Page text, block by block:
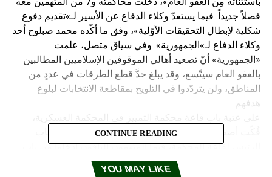
فصلاً جديداً. فيما يستعدّ وكلاء الدفاع عن الأسير لـ»تقديم دفوع
شكلية لإبطال التحقيقات الأوّلية»، وفق ما أكّده محمد صبلوح أحد
وكلاء الدفاع لـ»الجمهورية». وفي سياق متصل، علمت
«الجمهورية» أنّ تصعيد أهالي الموقوفين الإسلاميين المطالبين
بالعفو العام سيتّسع، وقد يبلغ حدَّ قطع الطرقات في عددٍ من
المناطق، ولن يتردّدوا في التلويح بمقاطعة الانتخابات لبلوغ
هدفهم.
فُكّت أصفاد الحديد عن يدَي الشيخ الأسير، ليدخل من الباب
الرئيس لقاعة المحكمة، فيما المتّهمون الباقون أدخِلوا من بابٍ
جانبي مباشرةً إلى قفص الاتّهام. وسط حراسةٍ أمنية مشدّدة،
CONTINUE READING
YOU MAY LIKE